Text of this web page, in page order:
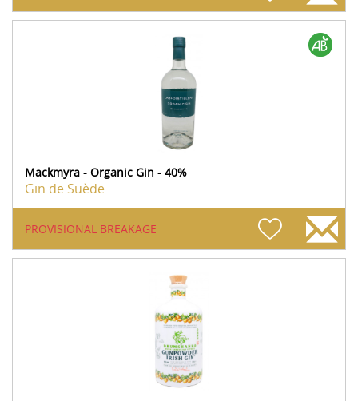
Mackmyra - Organic Gin - 40%
Gin de Suède
PROVISIONAL BREAKAGE